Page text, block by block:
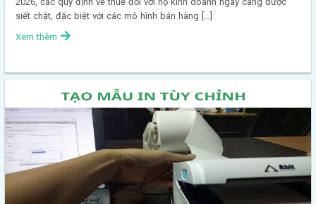
siết chặt, đặc biệt với các mô hình bán hàng […]
Xem thêm